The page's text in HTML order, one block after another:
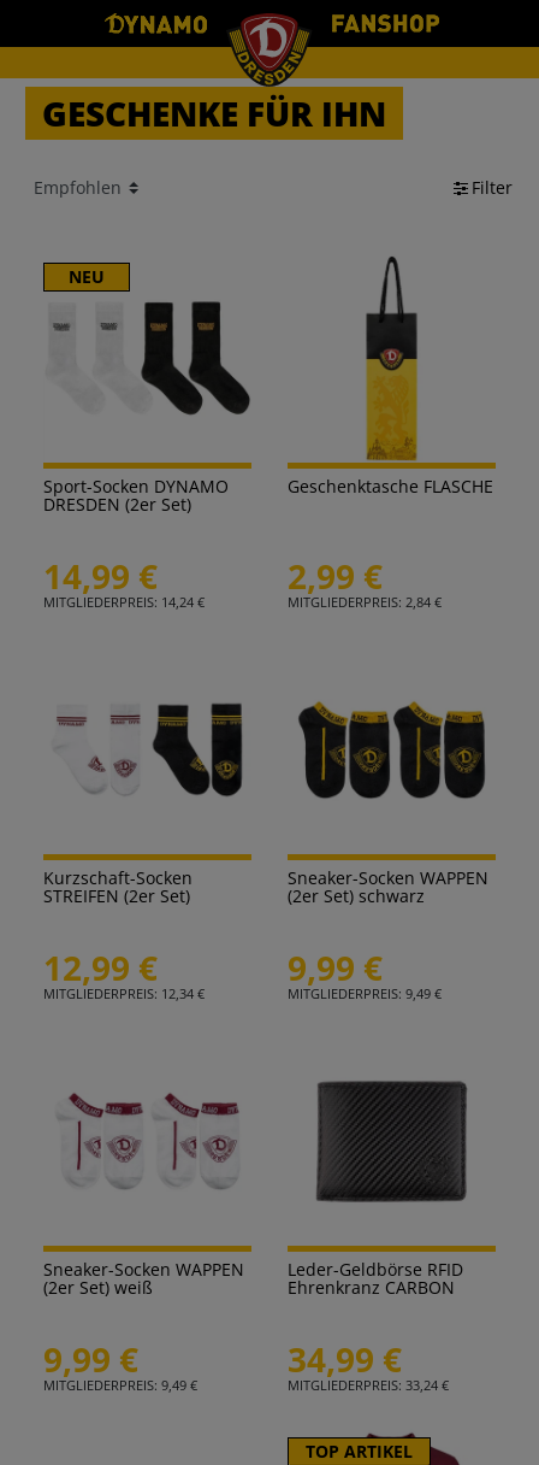
GESCHENKE FÜR IHN
Filter
NEU
Sport-Socken DYNAMO
DRESDEN (2er Set)
14,99 €
MITGLIEDERPREIS: 14,24 €
Geschenktasche FLASCHE
2,99 €
MITGLIEDERPREIS: 2,84 €
Kurzschaft-Socken
STREIFEN (2er Set)
12,99 €
MITGLIEDERPREIS: 12,34 €
Sneaker-Socken WAPPEN
(2er Set) schwarz
9,99 €
MITGLIEDERPREIS: 9,49 €
Sneaker-Socken WAPPEN
(2er Set) weiß
9,99 €
MITGLIEDERPREIS: 9,49 €
Leder-Geldbörse RFID
Ehrenkranz CARBON
34,99 €
MITGLIEDERPREIS: 33,24 €
TOP ARTIKEL